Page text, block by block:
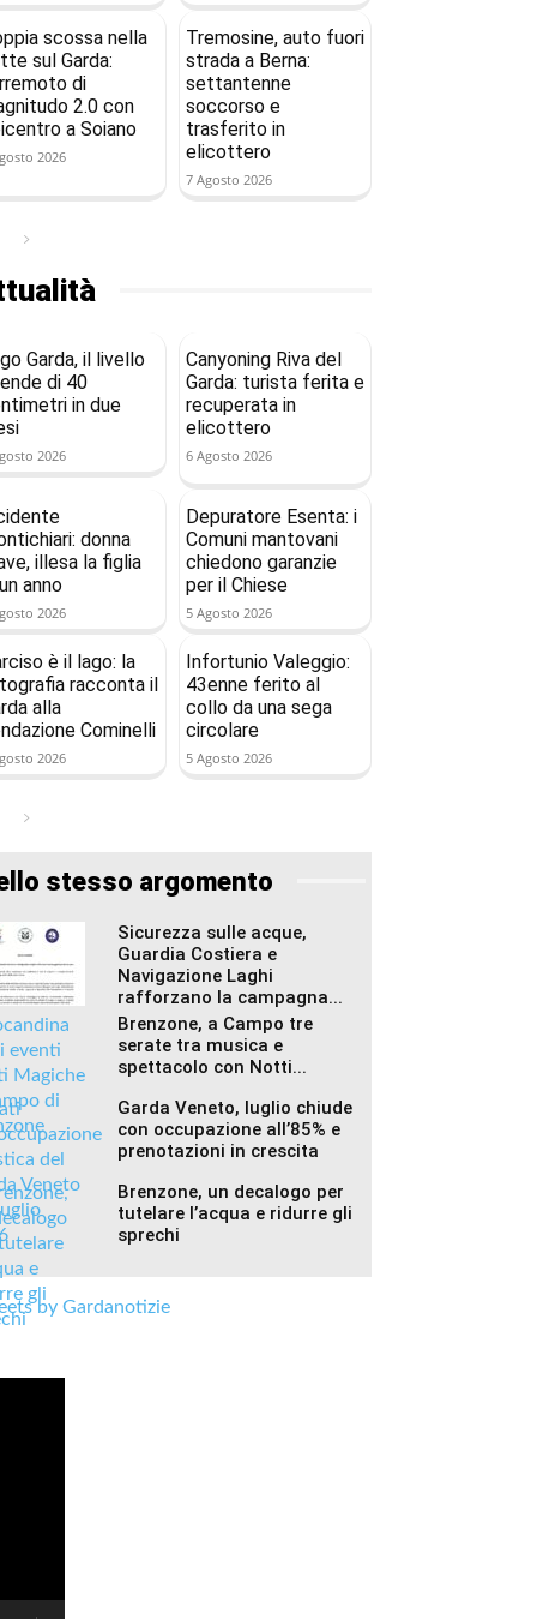
scossa nella
sul Garda:
di
2.0 con
a Soiano
2026
Tremosine, auto fuori
strada a Berna:
settantenne
soccorso e
trasferito in
elicottero
7 Agosto 2026
Garda, il livello
di 40
in due
2026
Canyoning Riva del
Garda: turista ferita e
recuperata in
elicottero
6 Agosto 2026
donna
illesa la figlia
anno
2026
Depuratore Esenta: i
Comuni mantovani
chiedono garanzie
per il Chiese
5 Agosto 2026
è il lago: la
racconta il
alla
Cominelli
2026
Infortunio Valeggio:
43enne ferito al
collo da una sega
circolare
5 Agosto 2026
stesso argomento
Sicurezza sulle acque,
Guardia Costiera e
Navigazione Laghi
rafforzano la campagna...
Brenzone, a Campo tre
serate tra musica e
spettacolo con Notti...
Garda Veneto, luglio chiude
con occupazione all’85% e
prenotazioni in crescita
Brenzone, un decalogo per
tutelare l’acqua e ridurre gli
sprechi
by Gardanotizie